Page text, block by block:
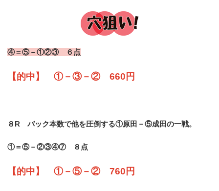
④＝⑤－①②③ ６点
【的中】 ①－③－② 660円
８R バック本数で他を圧倒する①原田－⑤成田の一戦。
①＝⑤－②③④⑦ ８点
【的中】 ①－⑤－② 760円